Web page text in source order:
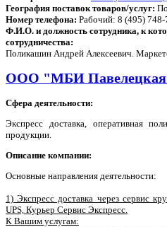
География поставок товаров/услуг:
Номер телефона: Рабочий: 8 (495)
Ф.И.О. и должность сотрудника, к
сотрудничества:
Поликашин Андрей Алексеевич.
ООО "МБИ
Сфера деятельности:
Экспресс доставка, оперативная
продукции.
Описание компании:
Основные направления деятельности:
1) Экспресс доставка через сервис
UPS, Курьер Сервис Экспресс.
К Вашим услугам: